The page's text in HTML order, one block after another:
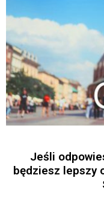
Jeśli
będziesz lepszy